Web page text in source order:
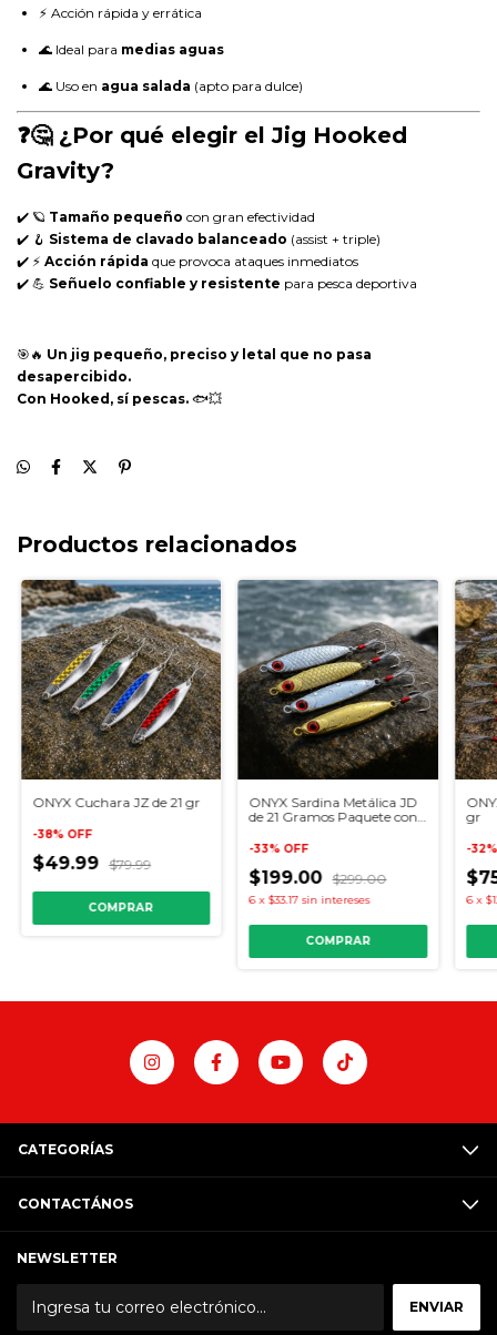
⚡ Acción rápida y errática
🌊 Ideal para medias aguas
🌊 Uso en agua salada (apto para dulce)
❓🤔 ¿Por qué elegir el Jig Hooked
Gravity?
✔️ 🪐 Tamaño pequeño con gran efectividad
✔️ 🪝 Sistema de clavado balanceado (assist + triple)
✔️ ⚡ Acción rápida que provoca ataques inmediatos
✔️ 💪 Señuelo confiable y resistente para pesca deportiva
🎯🔥 Un jig pequeño, preciso y letal que no pasa
desapercibido.
Con Hooked, sí pescas. 🐟💥
Productos relacionados
ONYX Cuchara JZ de 21 gr
-38% OFF
$49.99 $79.99
COMPRAR
ONYX Sardina Metálica JD
de 21 Gramos Paquete con
-33% OFF
$199.00 $299.00
6 x $33.17 sin intereses
gr
-32
6 x
CATEGORÍAS
CONTACTÁNOS
NEWSLETTER